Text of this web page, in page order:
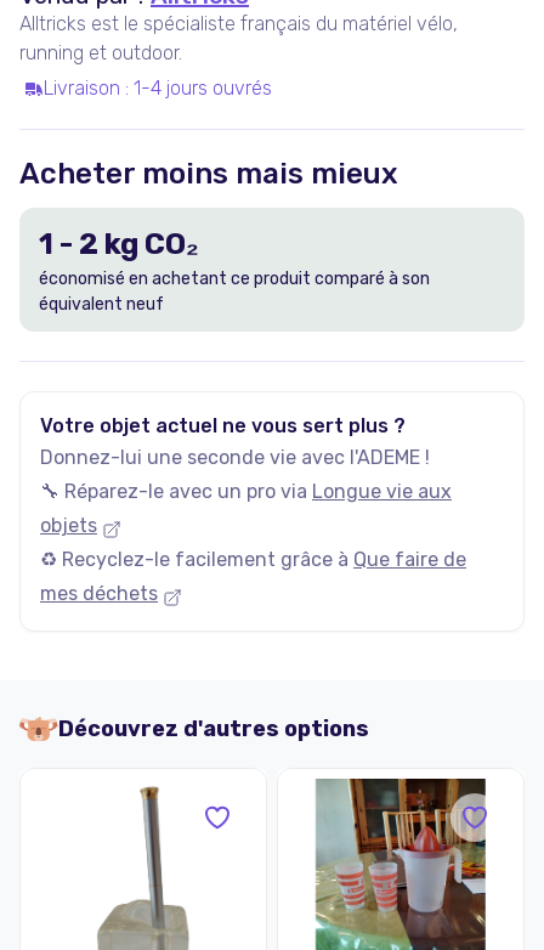
Alltricks est le spécialiste français du matériel vélo,
running et outdoor.
Livraison : 1-4 jours ouvrés
Acheter moins mais mieux
1 - 2 kg CO₂
économisé en achetant ce produit comparé à son
équivalent neuf
Votre objet actuel ne vous sert plus ?
Donnez-lui une seconde vie avec l'ADEME !
🔧 Réparez-le avec un pro via Longue vie aux
objets
♻️ Recyclez-le facilement grâce à Que faire de
mes déchets
Découvrez d'autres options